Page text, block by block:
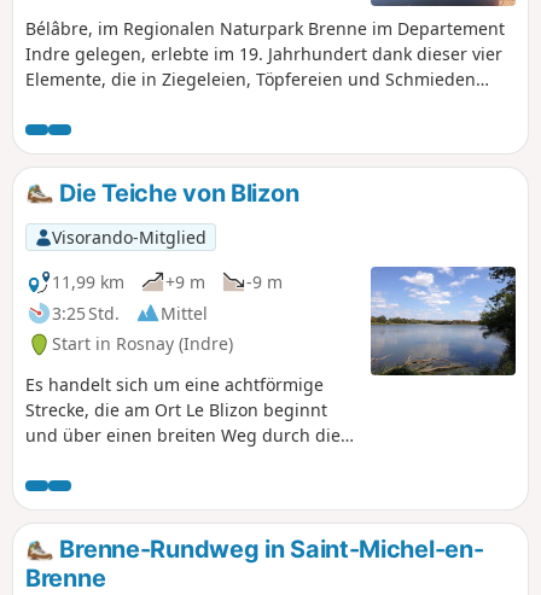
Bélâbre, im Regionalen Naturpark Brenne im Departement
Indre gelegen, erlebte im 19. Jahrhundert dank dieser vier
Elemente, die in Ziegeleien, Töpfereien und Schmieden
und Erz), das Wasser zum Waschen und Befeuchten sowie
zur Energiegewinnung, die Luft zum Trocknen des
geformten Tons und das Feuer zum Brennen. Auf diesem
Spaziergang können Sie unter anderem einige Überreste
dieser Vergangenheit entdecken.
Die Teiche von Blizon
Visorando-Mitglied
11,99 km
+9 m
-9 m
3:25 Std.
Mittel
Start in Rosnay (Indre)
Es handelt sich um eine achtförmige
Strecke, die am Ort Le Blizon beginnt
und über einen breiten Weg durch die
angenehme Wanderung, teilweise im
Schatten und mit mehreren
Aussichtspunkten.
Brenne-Rundweg in Saint-Michel-en-
Brenne